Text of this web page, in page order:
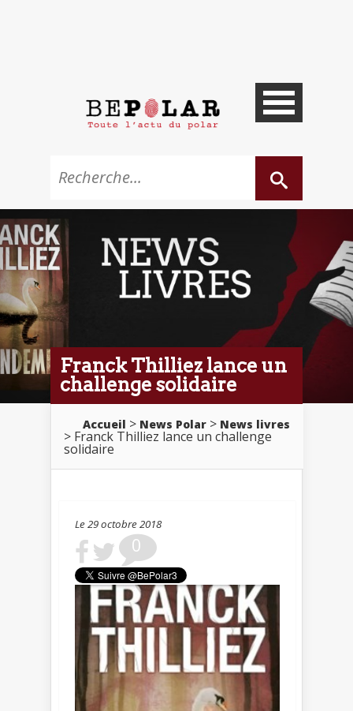
Franck Thilliez lance un
challenge solidaire
Accueil > News Polar > News livres
> Franck Thilliez lance un challenge
solidaire
Le 29 octobre 2018
0